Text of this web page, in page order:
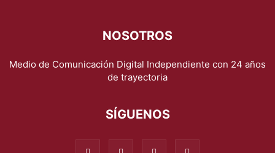
NOSOTROS
Medio de Comunicación Digital Independiente con 24 años
de trayectoria
SÍGUENOS